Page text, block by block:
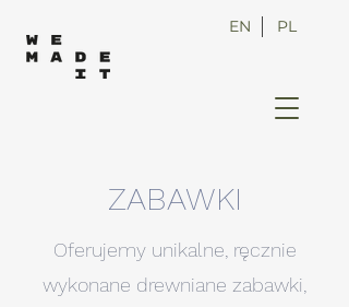
EN PL
ZABAWKI
Oferujemy unikalne, ręcznie
wykonane drewniane zabawki,